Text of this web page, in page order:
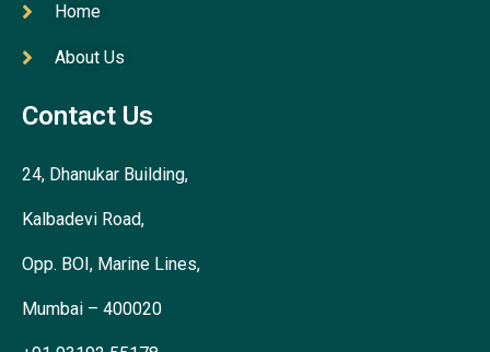
Home
About Us
Contact Us
24, Dhanukar Building,
Kalbadevi Road,
Opp. BOI, Marine Lines,
Mumbai – 400020